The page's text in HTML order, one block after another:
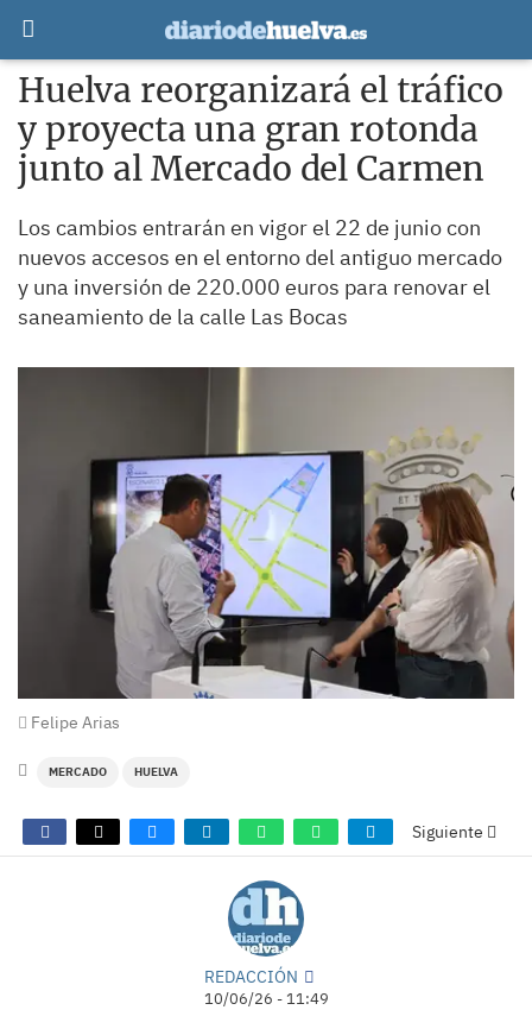
Huelva reorganizará el tráfico
y proyecta una gran rotonda
junto al Mercado del Carmen
Los cambios entrarán en vigor el 22 de junio con
nuevos accesos en el entorno del antiguo mercado
y una inversión de 220.000 euros para renovar el
saneamiento de la calle Las Bocas
Felipe Arias
MERCADO HUELVA
Siguiente
REDACCIÓN
10/06/26 - 11:49